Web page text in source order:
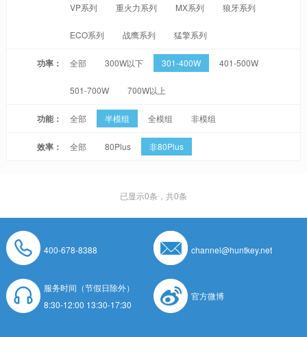
VP系列 重火力系列 MX系列 狼牙系列
ECO系列 战鹰系列 猛擎系列
功率： 全部 300W以下 301-400W 401-500W
501-700W 700W以上
功能： 全部 半模组 全模组 非模组
效率： 全部 80Plus 非80Plus
已显示0条，共0条
400-678-8388 channel@huntkey.net
服务时间（节假日除外）
8:30-12:00 13:30-17:30
官方微博